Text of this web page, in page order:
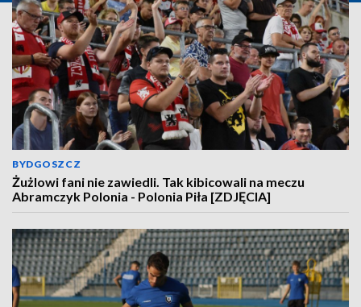
BYDGOSZCZ
Żużlowi fani nie zawiedli. Tak kibicowali na meczu
Abramczyk Polonia - Polonia Piła [ZDJĘCIA]